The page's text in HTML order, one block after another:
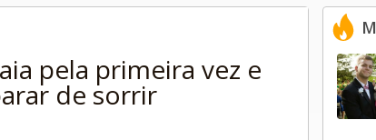
pela primeira vez e
de sorrir